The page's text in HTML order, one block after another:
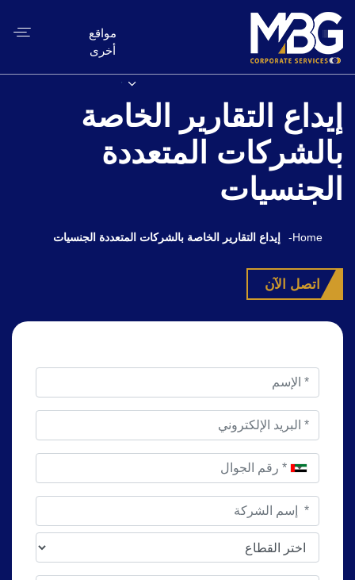
مواقع
أخرى
إيداع التقارير الخاصة
بالشركات المتعددة
الجنسيات
Home
- إيداع التقارير الخاصة بالشركات المتعددة الجنسيات
اتصل الآن